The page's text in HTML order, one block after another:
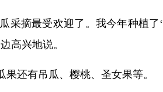
采摘最受欢迎了。我今年种植
高兴地说。
还有吊瓜、樱桃、圣女果等。